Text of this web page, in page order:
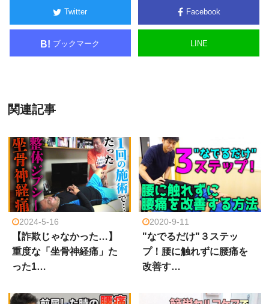
Twitter Facebook
B! ブックマーク LINE
関連記事
2024-5-16
【詐欺じゃなかった…】
重度な「坐骨神経痛」た
った1…
2020-9-11
"なでるだけ"３ステッ
プ！腰に触れずに腰痛を
改善す…